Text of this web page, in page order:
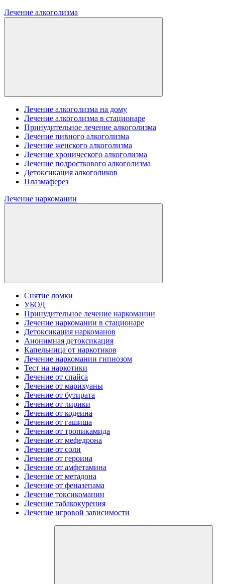
Лечение алкоголизма
Лечение алкоголизма на дому
Лечение алкоголизма в стационаре
Принудительное лечение алкоголизма
Лечение пивного алкоголизма
Лечение женского алкоголизма
Лечение хронического алкоголизма
Лечение подросткового алкоголизма
Детоксикация алкоголиков
Плазмаферез
Лечение наркомании
Снятие ломки
УБОД
Принудительное лечение наркомании
Лечение наркомании в стационаре
Детоксикация наркоманов
Анонимная детоксикация
Капельница от наркотиков
Лечение наркомании гипнозом
Тест на наркотики
Лечение от спайса
Лечение от марихуаны
Лечение от бутирата
Лечение от лирики
Лечение от кодеина
Лечение от гашиша
Лечение от тропикамида
Лечение от мефедрона
Лечение от соли
Лечение от героина
Лечение от амфетамина
Лечение от метадона
Лечение от феназепама
Лечение токсикомании
Лечение табакокурения
Лечение игровой зависимости